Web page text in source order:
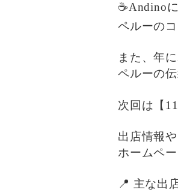
☕️Andino
ペルーの
また、年
ペルーの
次回は【
出店情報
ホームペ
📍 主な出